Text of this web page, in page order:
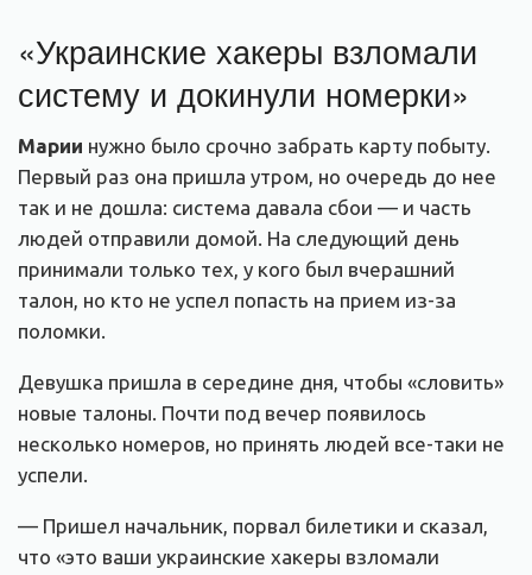
«Украинские хакеры взломали
систему и докинули номерки»
Марии нужно было срочно забрать карту побыту.
Первый раз она пришла утром, но очередь до нее
так и не дошла: система давала сбои — и часть
людей отправили домой. На следующий день
принимали только тех, у кого был вчерашний
талон, но кто не успел попасть на прием из-за
поломки.
Девушка пришла в середине дня, чтобы «словить»
новые талоны. Почти под вечер появилось
несколько номеров, но принять людей все-таки не
успели.
— Пришел начальник, порвал билетики и сказал,
что «это ваши украинские хакеры взломали